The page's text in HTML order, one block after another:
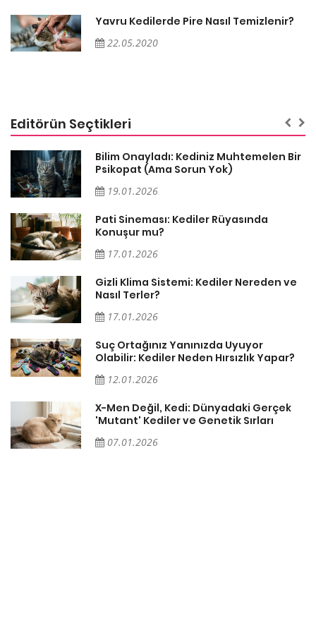
Yavru Kedilerde Pire Nasıl Temizlenir?
22.05.2020
Editörün Seçtikleri
Bilim Onayladı: Kediniz Muhtemelen Bir
Psikopat (Ama Sorun Yok)
19.01.2026
Pati Sineması: Kediler Rüyasında
Konuşur mu?
17.01.2026
Gizli Klima Sistemi: Kediler Nereden ve
Nasıl Terler?
17.01.2026
Suç Ortağınız Yanınızda Uyuyor
Olabilir: Kediler Neden Hırsızlık Yapar?
12.01.2026
X-Men Değil, Kedi: Dünyadaki Gerçek
'Mutant' Kediler ve Genetik Sırları
07.01.2026